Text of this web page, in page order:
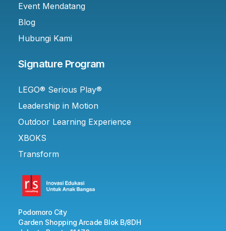
Event Mendatang
Blog
Hubungi Kami
Signature Program
LEGO® Serious Play®
Leadership in Motion
Outdoor Learning Experience
XBOKS
Transform
Podomoro City
Garden Shopping Arcade Blok B/8DH